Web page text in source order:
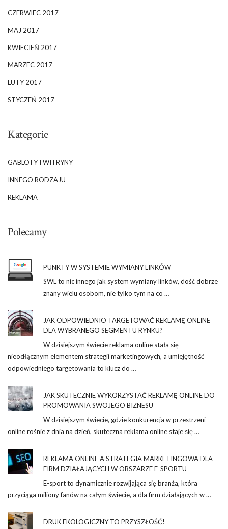
CZERWIEC 2017
MAJ 2017
KWIECIEŃ 2017
MARZEC 2017
LUTY 2017
STYCZEŃ 2017
Kategorie
GABLOTY I WITRYNY
INNEGO RODZAJU
REKLAMA
Polecamy
PUNKTY W SYSTEMIE WYMIANY LINKÓW
SWL to nic innego jak system wymiany linków, dość dobrze
znany wielu osobom, nie tylko tym na co …
JAK ODPOWIEDNIO TARGETOWAĆ REKLAMĘ ONLINE
DLA WYBRANEGO SEGMENTU RYNKU?
W dzisiejszym świecie reklama online stała się
nieodłącznym elementem strategii marketingowych, a umiejętność
odpowiedniego targetowania to klucz do …
JAK SKUTECZNIE WYKORZYSTAĆ REKLAMĘ ONLINE DO
PROMOWANIA SWOJEGO BIZNESU
W dzisiejszym świecie, gdzie konkurencja w przestrzeni
online rośnie z dnia na dzień, skuteczna reklama online staje się …
REKLAMA ONLINE A STRATEGIA MARKETINGOWA DLA
FIRM DZIAŁAJĄCYCH W OBSZARZE E-SPORTU
E-sport to dynamicznie rozwijająca się branża, która
przyciąga miliony fanów na całym świecie, a dla firm działających w …
DRUK EKOLOGICZNY TO PRZYSZŁOŚĆ!